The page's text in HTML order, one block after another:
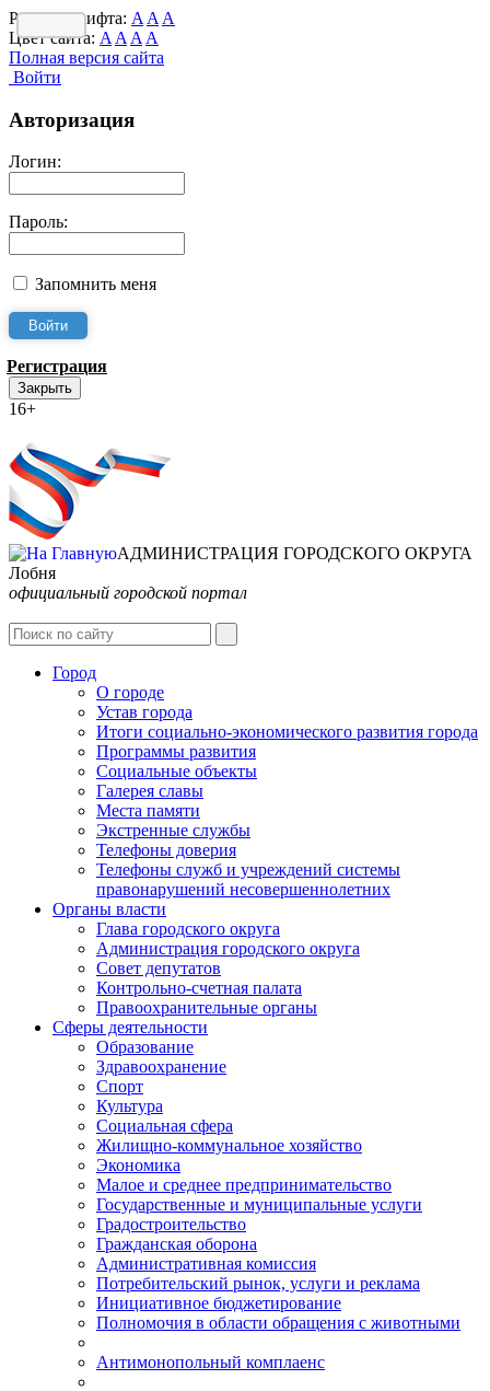
Размер шрифта: A A A
Цвет сайта: A A A A
Полная версия сайта
Войти
Авторизация
Логин:
Пароль:
Запомнить меня
Регистрация
Закрыть
16+
АДМИНИСТРАЦИЯ ГОРОДСКОГО ОКРУГА
Лобня
официальный городской портал
Город
О городе
Устав города
Итоги социально-экономического развития города
Программы развития
Социальные объекты
Галерея славы
Места памяти
Экстренные службы
Телефоны доверия
Телефоны служб и учреждений системы
правонарушений несовершеннолетних
Органы власти
Глава городского округа
Администрация городcкого округа
Совет депутатов
Контрольно-счетная палата
Правоохранительные органы
Сферы деятельности
Образование
Здравоохранение
Спорт
Культура
Социальная сфера
Жилищно-коммунальное хозяйство
Экономика
Малое и среднее предпринимательство
Государственные и муниципальные услуги
Градостроительство
Гражданская оборона
Административная комиссия
Потребительский рынок, услуги и реклама
Инициативное бюджетирование
Полномочия в области обращения с животными
Антимонопольный комплаенс